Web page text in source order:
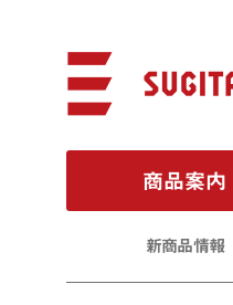
商品案内
新商品情報